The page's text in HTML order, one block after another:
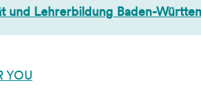
und Lehrerbildung Baden-
YOU